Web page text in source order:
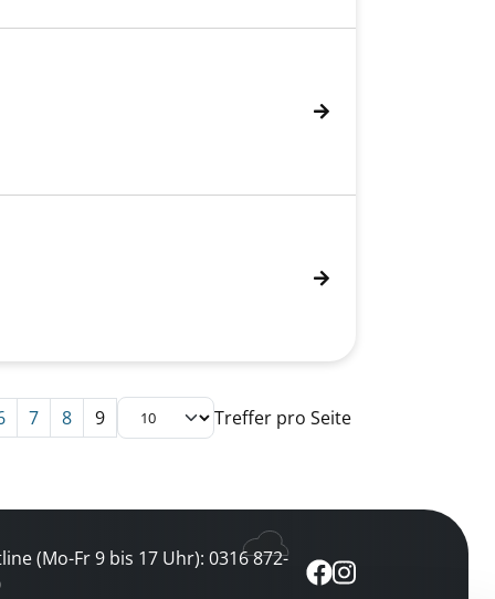
7 8 9 Treffer pro Seite
(Mo-Fr 9 bis 17 Uhr): 0316 872-